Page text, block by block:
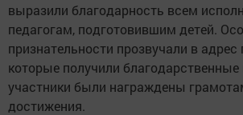
выразили благодарность всем
педагогам, подготовившим детей.
признательности прозвучали в адрес
которые получили
участники были награждены
достижения.